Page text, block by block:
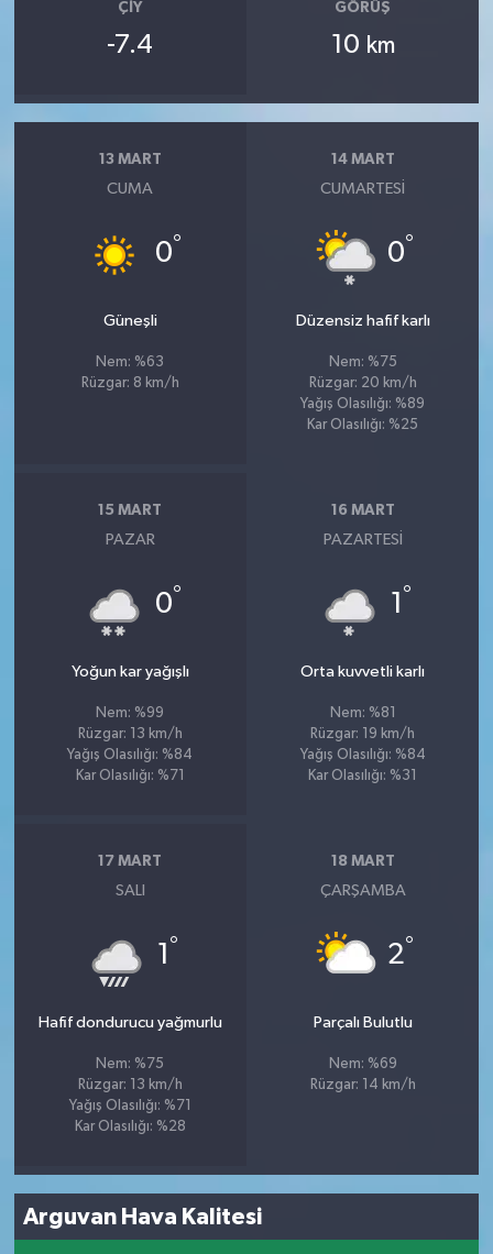
ÇIY
-7.4
GÖRÜŞ
10 km
13 MART
CUMA
0°
Güneşli
Nem: %63
Rüzgar: 8 km/h
14 MART
CUMARTESI
0°
Düzensiz hafif karlı
Nem: %75
Rüzgar: 20 km/h
Yağış Olasılığı: %89
Kar Olasılığı: %25
15 MART
PAZAR
0°
Yoğun kar yağışlı
Nem: %99
Rüzgar: 13 km/h
Yağış Olasılığı: %84
Kar Olasılığı: %71
16 MART
PAZARTESI
1 °
Orta kuvvetli karlı
Nem: %81
Rüzgar: 19 km/h
Yağış Olasılığı: %84
Kar Olasılığı: %31
17 MART
SALI
1 °
Hafif dondurucu yağmurlu
Nem: %75
Rüzgar: 13 km/h
Yağış Olasılığı: %71
Kar Olasılığı: %28
18 MART
ÇARŞAMBA
2°
Parçalı Bulutlu
Nem: %69
Rüzgar: 14 km/h
Arguvan Hava Kalitesi